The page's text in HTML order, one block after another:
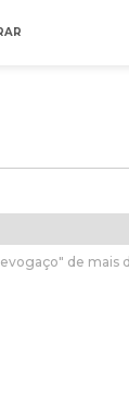
de mais